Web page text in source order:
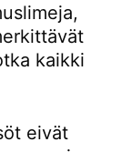
kaikki
eivät